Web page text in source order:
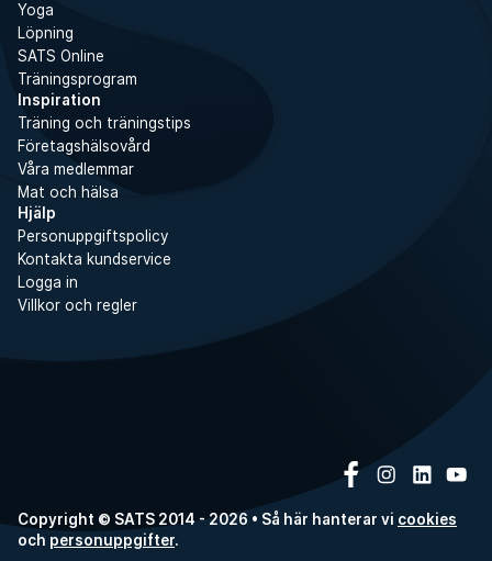
Yoga
Löpning
SATS Online
Träningsprogram
Inspiration
Träning och träningstips
Företagshälsovård
Våra medlemmar
Mat och hälsa
Hjälp
Personuppgiftspolicy
Kontakta kundservice
Logga in
Villkor och regler
Copyright © SATS 2014 - 2026 • Så här hanterar vi cookies
och personuppgifter.